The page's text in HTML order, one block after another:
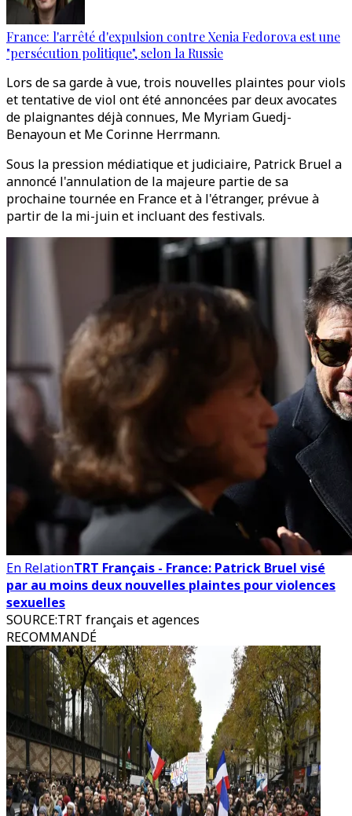
France: l'arrêté d'expulsion contre Xenia Fedorova est une
"persécution politique", selon la Russie
Lors de sa garde à vue, trois nouvelles plaintes pour viols
et tentative de viol ont été annoncées par deux avocates
de plaignantes déjà connues, Me Myriam Guedj-
Benayoun et Me Corinne Herrmann.
Sous la pression médiatique et judiciaire, Patrick Bruel a
annoncé l'annulation de la majeure partie de sa
prochaine tournée en France et à l'étranger, prévue à
partir de la mi-juin et incluant des festivals.
En RelationTRT Français - France: Patrick Bruel visé
par au moins deux nouvelles plaintes pour violences
sexuelles
SOURCE:TRT français et agences
RECOMMANDÉ